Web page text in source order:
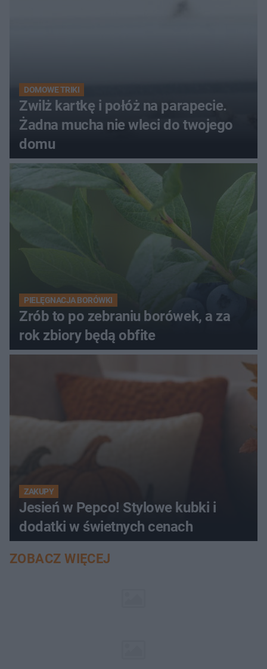
DOMOWE TRIKI
Zwilż kartkę i połóż na parapecie.
Żadna mucha nie wleci do twojego
domu
PIELĘGNACJA BORÓWKI
Zrób to po zebraniu borówek, a za
rok zbiory będą obfite
ZAKUPY
Jesień w Pepco! Stylowe kubki i
dodatki w świetnych cenach
ZOBACZ WIĘCEJ